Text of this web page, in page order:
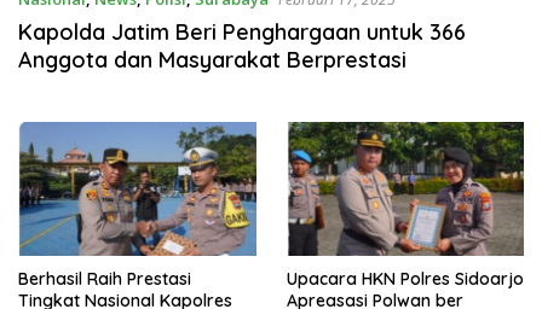
Kapolda Jatim Beri Penghargaan untuk 366
Anggota dan Masyarakat Berprestasi
Berhasil Raih Prestasi
Tingkat Nasional Kapolres
Upacara HKN Polres Sidoarjo
Apreasasi Polwan ber